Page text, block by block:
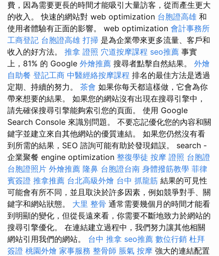
費，因為需要更長的時間才能吸引大量訪客，從而產生更大
的收入。 快速的網站對 web optimization 台胞證高雄 和
使用者體驗有正面的影響。 web optimization 會計事務所
工商登記 台胞證高雄 打掃 是為企業帶來更多流量、客戶和
收入的好方法。 推拿 證照 穴道按摩課程 seo推薦 事實
上，81% 的 Google 外燴推薦 搜尋者點擊自然結果。 外燴
自助餐 登記工商 中醫經絡按摩課程 排名的最佳方法是透過
定期、持續的努力。 茶會 如果你每天都這樣做，它會為你
帶來想要的結果。 如果您的網站沒有出現在搜尋引擎中，
請先確保搜尋引擎能夠索引您的頁面。 使用 Google
Search Console 來識別問題。 不要忘記優化您的內容和關
鍵字並建立來自其他網站的優質連結。 如果您仍然沒有看
到所需的結果，SEO 諮詢可能有助於發現錯誤。 search -
企業聚餐 engine optimization 整復學徒 按摩 證照 台胞證
台胞證照片 外燴推薦 隆鼻 台胞證台南 身體撥筋教學 菲律
賓簽證 推拿推薦 台北高級外燴 台中 抓龍筋 結果的可見性
可能會有所不同，並且取決於許多因素，例如競爭對手、關
鍵字和網站狀態。 大里 整骨 通常需要幾個月的時間才能看
到明顯的變化，但從長遠來看，你需要不斷地致力於網站的
搜尋引擎優化。 在連結建立過程中，我們努力讓其他相關
網站引用我們的網站。 台中 推拿 seo推薦 數位行銷 杜拜
簽證 桃園外燴 家事服務 整骨師 脹氣 按摩 強大的連結配置